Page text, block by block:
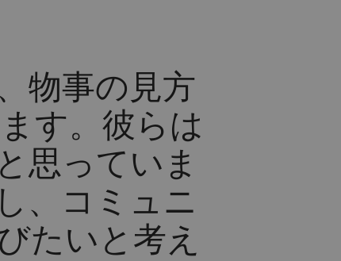
物事の見方
す。彼らは
思っていま
、コミュニ
たいと考え